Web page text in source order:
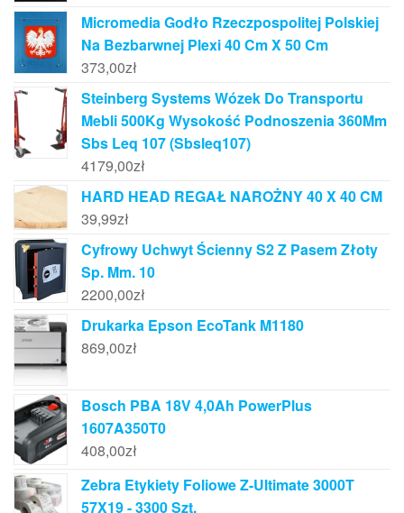
Micromedia Godło Rzeczpospolitej Polskiej
Na Bezbarwnej Plexi 40 Cm X 50 Cm
373,00zł
Steinberg Systems Wózek Do Transportu
Mebli 500Kg Wysokość Podnoszenia 360Mm
Sbs Leq 107 (Sbsleq107)
4179,00zł
HARD HEAD REGAŁ NAROŻNY 40 X 40 CM
39,99zł
Cyfrowy Uchwyt Ścienny S2 Z Pasem Złoty
Sp. Mm. 10
2200,00zł
Drukarka Epson EcoTank M1180
869,00zł
Bosch PBA 18V 4,0Ah PowerPlus
1607A350T0
408,00zł
Zebra Etykiety Foliowe Z-Ultimate 3000T
57X19 - 3300 Szt.